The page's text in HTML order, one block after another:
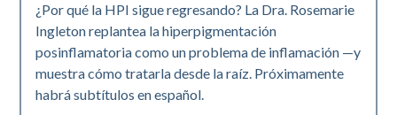
¿Por qué la HPI sigue regresando? La Dra. Rosemarie
Ingleton replantea la hiperpigmentación
posinflamatoria como un problema de inflamación —y
muestra cómo tratarla desde la raíz. Próximamente
habrá subtítulos en español.